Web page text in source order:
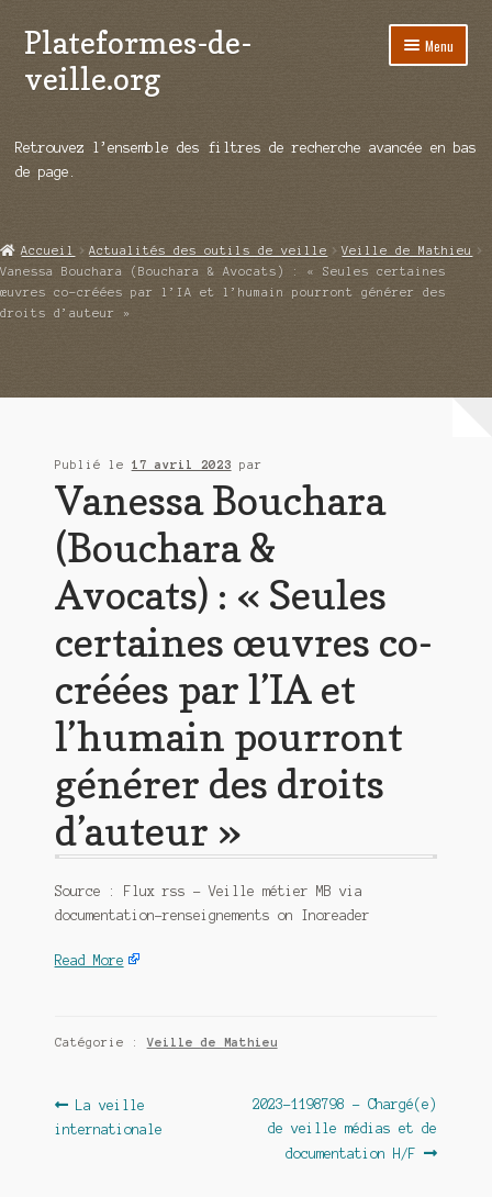
Aller
à
la
Aller
au
contenu
Plateformes-de-
veille.org
Menu
Répertoire d’ouitils
Démos vidéos
Ouvrir
le
Actualités
Retrouvez l’ensemble des filtres de recherche avancée en bas
de page.
Accueil Actualités des outils de veille
Veille de Mathieu
Vanessa Bouchara (Bouchara & Avocats) : « Seules certaines
œuvres co-créées par l’IA et l’humain pourront générer des
droits d’auteur »
Publié le 17 avril 2023 par
Vanessa Bouchara
(Bouchara &
Avocats) : « Seules
certaines œuvres co-
créées par l’IA et
l’humain pourront
générer des droits
d’auteur »
Source : Flux rss – Veille métier MB via
documentation-renseignements on Inoreader
Read More
Catégorie :Veille de Mathieu
Navigation
de
Article
précédent :
La veille
internationale
Article
suivant :
2023-1198798 – Chargé(e)
de veille médias et de
documentation H/F